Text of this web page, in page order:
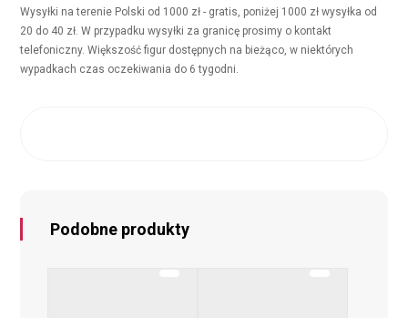
Wysyłki na terenie Polski od 1000 zł - gratis, poniżej 1000 zł wysyłka od
20 do 40 zł. W przypadku wysyłki za granicę prosimy o kontakt
telefoniczny. Większość figur dostępnych na bieżąco, w niektórych
wypadkach czas oczekiwania do 6 tygodni.
Podobne produkty